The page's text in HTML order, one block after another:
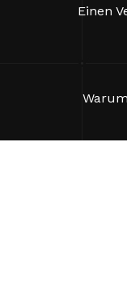
Einen